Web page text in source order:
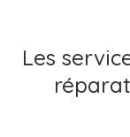
Les